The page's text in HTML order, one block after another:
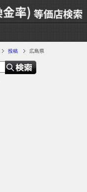
投稿 広島県